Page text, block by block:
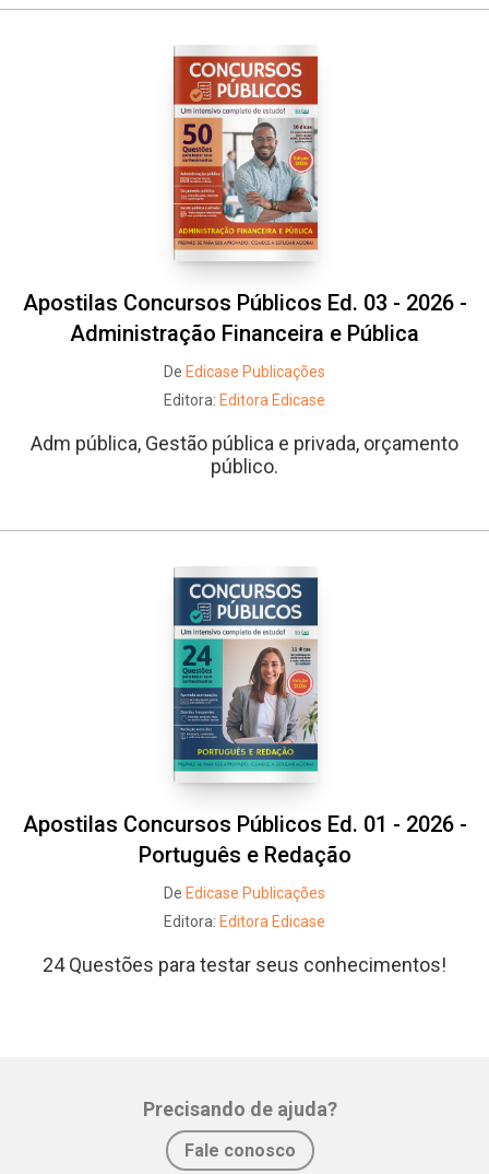
Apostilas Concursos Públicos Ed. 03 - 2026 -
Administração Financeira e Pública
De Edicase Publicações
Editora: Editora Edicase
Adm pública, Gestão pública e privada, orçamento
público.
Apostilas Concursos Públicos Ed. 01 - 2026 -
Português e Redação
De Edicase Publicações
Editora: Editora Edicase
24 Questões para testar seus conhecimentos!
Precisando de ajuda?
Fale conosco
Facebook Twitter